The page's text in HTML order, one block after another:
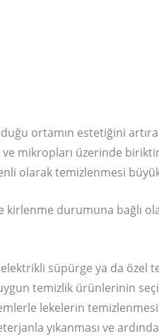
ortamın estetiğini
mikropları üzerinde
olarak temizlenmesi
kirlenme durumuna
süpürge ya da özel
temizlik ürünlerinin
lekelerin
yıkanması ve